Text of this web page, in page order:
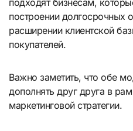
построении долгосрочных
расширении клиентской
покупателей.
Важно заметить, что обе
дополнять друг друга в
маркетинговой стратегии.